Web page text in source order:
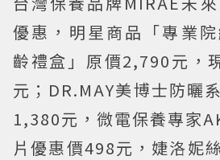
優惠，明星商品「專業
齡禮盒」原價2,790元，
元；DR.MAY美博士防曬
1,380元，微電保養專家
片優惠價498元，婕洛妮